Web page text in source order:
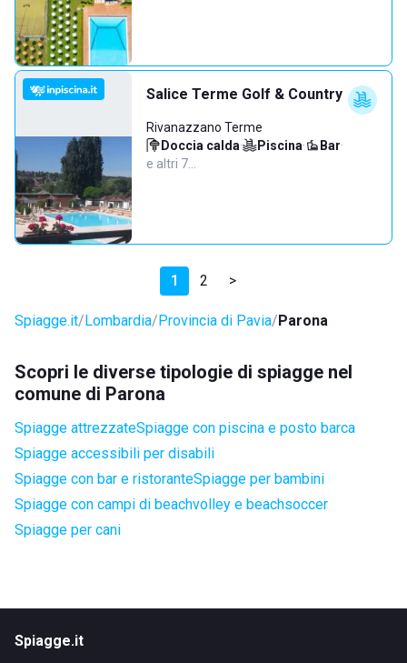
Salice Terme Golf & Country
Rivanazzano Terme
Doccia calda· Piscina· Bar·
e altri 7…
1 2 >
Spiagge.it Lombardia Provincia di Pavia Parona
Scopri le diverse tipologie di spiagge nel
comune di Parona
Spiagge attrezzateSpiagge con piscina e posto barca
Spiagge accessibili per disabili
Spiagge con bar e ristoranteSpiagge per bambini
Spiagge con campi di beachvolley e beachsoccer
Spiagge per cani
Spiagge.it